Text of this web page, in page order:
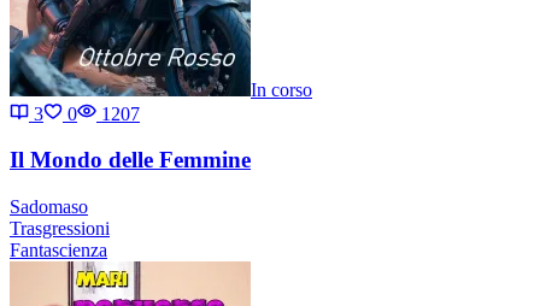
In corso
3
0 1207
Il Mondo delle Femmine
Sadomaso
Trasgressioni
Fantascienza